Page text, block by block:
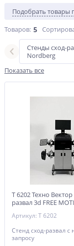
Подобрать товары
Товаров: 5
Стенды сход-
Nordberg
Показать все
T 6202 Техно
развал 3d FREE
Артикул: T 6202
Стенд сход-развал с
запросу